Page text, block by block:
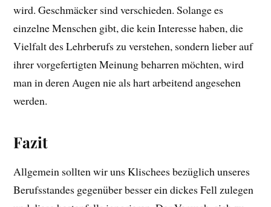
wird. Geschmäcker sind verschieden. Solange es
einzelne Menschen gibt, die kein Interesse haben, die
Vielfalt des Lehrberufs zu verstehen, sondern lieber auf
ihrer vorgefertigten Meinung beharren möchten, wird
man in deren Augen nie als hart arbeitend angesehen
werden.
Fazit
Allgemein sollten wir uns Klischees bezüglich unseres
Berufsstandes gegenüber besser ein dickes Fell zulegen